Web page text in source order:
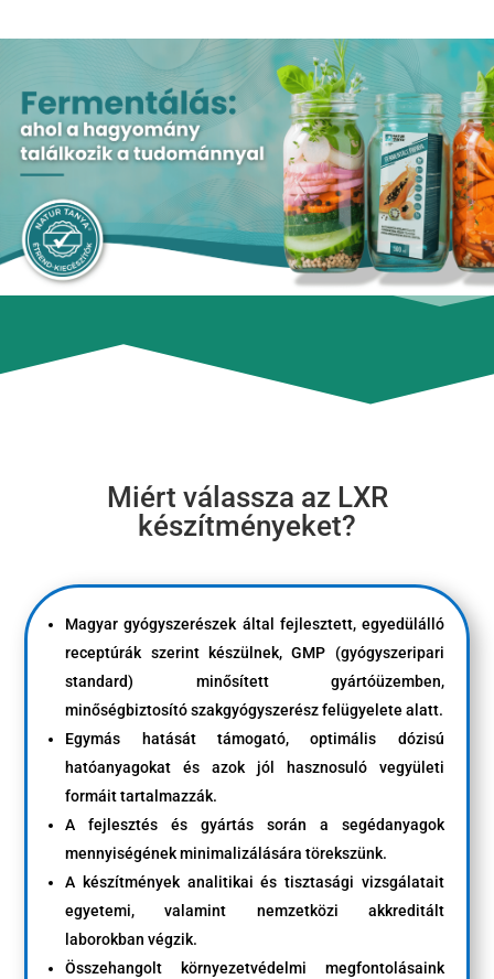
Miért válassza az LXR
készítményeket?
Magyar gyógyszerészek által fejlesztett, egyedülálló
receptúrák szerint készülnek, GMP (gyógyszeripari
standard) minősített gyártóüzemben,
minőségbiztosító szakgyógyszerész felügyelete alatt.
Egymás hatását támogató, optimális dózisú
hatóanyagokat és azok jól hasznosuló vegyületi
formáit tartalmazzák.
A fejlesztés és gyártás során a segédanyagok
mennyiségének minimalizálására törekszünk.
A készítmények analitikai és tisztasági vizsgálatait
egyetemi, valamint nemzetközi akkreditált
laborokban végzik.
Összehangolt környezetvédelmi megfontolásaink